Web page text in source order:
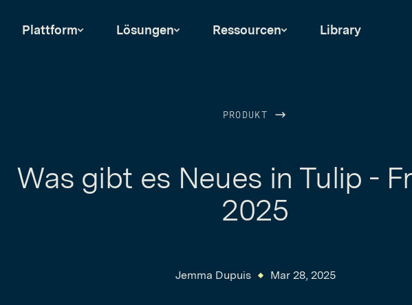
Plattform Lösungen Ressourcen Library
PRODUKT
Was gibt es Neues in Tulip -
2025
Jemma Dupuis Mar 28, 2025